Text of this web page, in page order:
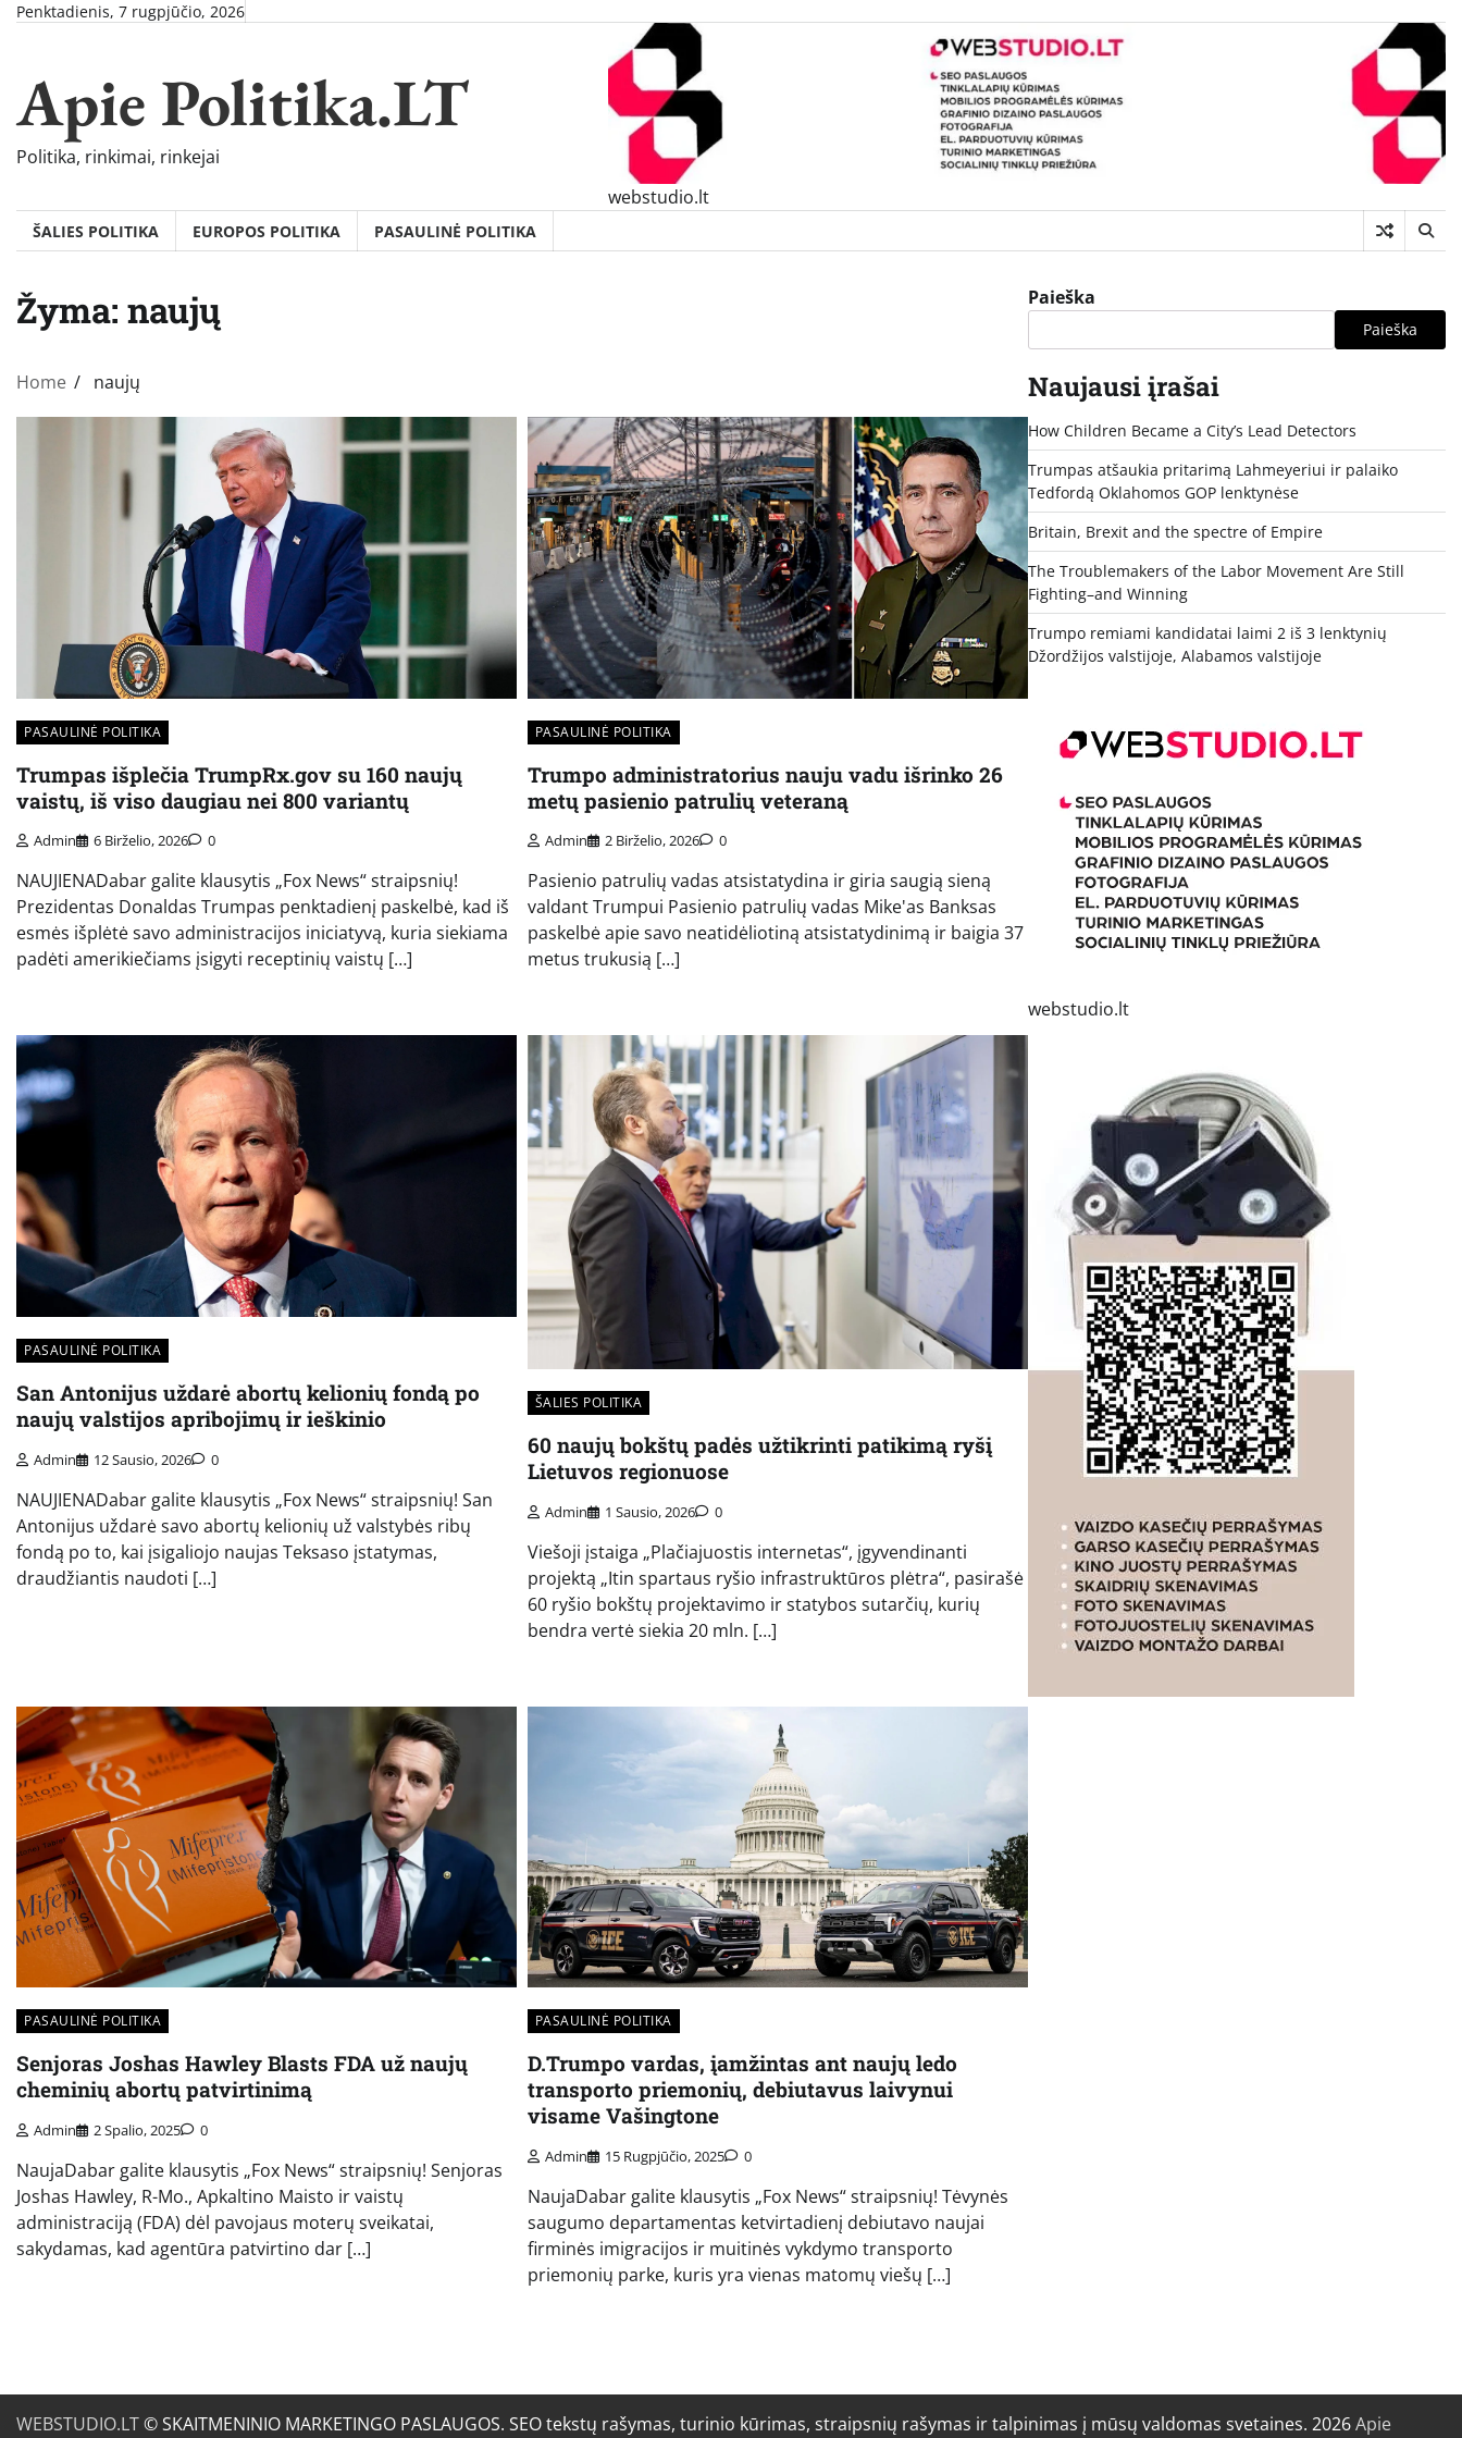
SkipPenktadienis, 7 rugpjūčio, 2026
Apie Politika.LT
Politika, rinkimai, rinkejai
webstudio.lt
ŠALIES POLITIKA EUROPOS POLITIKA PASAULINĖ POLITIKA
Žyma: naujų
Home naujų
PASAULINĖ POLITIKA
Trumpas išplečia TrumpRx.gov su 160 naujų
vaistų, iš viso daugiau nei 800 variantų
Admin 6 Birželio, 2026 0
NAUJIENADabar galite klausytis „Fox News“ straipsnių!
Prezidentas Donaldas Trumpas penktadienį paskelbė, kad iš
esmės išplėtė savo administracijos iniciatyvą, kuria siekiama
padėti amerikiečiams įsigyti receptinių vaistų […]
PASAULINĖ POLITIKA
Trumpo administratorius nauju vadu išrinko 26
metų pasienio patrulių veteraną
Admin 2 Birželio, 2026 0
Pasienio patrulių vadas atsistatydina ir giria saugią sieną
valdant Trumpui Pasienio patrulių vadas Mike'as Banksas
paskelbė apie savo neatidėliotiną atsistatydinimą ir baigia 37
metus trukusią […]
PASAULINĖ POLITIKA
San Antonijus uždarė abortų kelionių fondą po
naujų valstijos apribojimų ir ieškinio
Admin 12 Sausio, 2026 0
NAUJIENADabar galite klausytis „Fox News“ straipsnių! San
Antonijus uždarė savo abortų kelionių už valstybės ribų
fondą po to, kai įsigaliojo naujas Teksaso įstatymas,
draudžiantis naudoti […]
ŠALIES POLITIKA
60 naujų bokštų padės užtikrinti patikimą ryšį
Lietuvos regionuose
Admin 1 Sausio, 2026 0
Viešoji įstaiga „Plačiajuostis internetas“, įgyvendinanti
projektą „Itin spartaus ryšio infrastruktūros plėtra“, pasirašė
60 ryšio bokštų projektavimo ir statybos sutarčių, kurių
bendra vertė siekia 20 mln. […]
PASAULINĖ POLITIKA
Senjoras Joshas Hawley Blasts FDA už naujų
cheminių abortų patvirtinimą
Admin 2 Spalio, 2025 0
NaujaDabar galite klausytis „Fox News“ straipsnių! Senjoras
Joshas Hawley, R-Mo., Apkaltino Maisto ir vaistų
administraciją (FDA) dėl pavojaus moterų sveikatai,
sakydamas, kad agentūra patvirtino dar […]
PASAULINĖ POLITIKA
D.Trumpo vardas, įamžintas ant naujų ledo
transporto priemonių, debiutavus laivynui
visame Vašingtone
Admin 15 Rugpjūčio, 2025 0
NaujaDabar galite klausytis „Fox News“ straipsnių! Tėvynės
saugumo departamentas ketvirtadienį debiutavo naujai
firminės imigracijos ir muitinės vykdymo transporto
priemonių parke, kuris yra vienas matomų viešų […]
Paieška
Paieška
Naujausi įrašai
How Children Became a City’s Lead Detectors
Trumpas atšaukia pritarimą Lahmeyeriui ir palaiko
Tedfordą Oklahomos GOP lenktynėse
Britain, Brexit and the spectre of Empire
The Troublemakers of the Labor Movement Are Still
Fighting–and Winning
Trumpo remiami kandidatai laimi 2 iš 3 lenktynių
Džordžijos valstijoje, Alabamos valstijoje
webstudio.lt
WEBSTUDIO.LT© SKAITMENINIO MARKETINGO PASLAUGOS. SEO tekstų rašymas, turinio kūrimas, straipsnių rašymas ir talpinimas į mūsų valdomas svetaines. 2026Apie